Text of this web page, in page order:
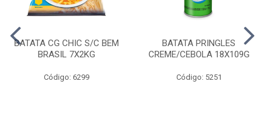
BATATA CG CHIC S/C BEM
BRASIL 7X2KG
Código: 6299
BATATA PRINGLES
CREME/CEBOLA 18X109G
Código: 5251